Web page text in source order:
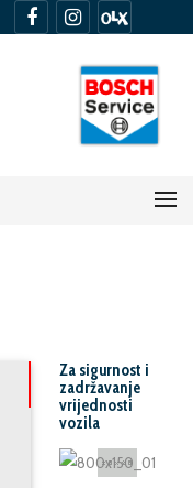
Za sigurnost i
zadržavanje
vrijednosti
vozila